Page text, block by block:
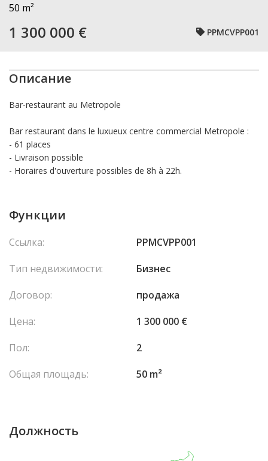
50 m²
1 300 000 € PPMCVPP001
Описание
Bar-restaurant au Metropole
Bar restaurant dans le luxueux centre commercial Metropole :
- 61 places
- Livraison possible
- Horaires d'ouverture possibles de 8h à 22h.
Функции
Ссылка:
PPMCVPP001
Тип недвижимости:
Бизнес
Договор:
продажа
Цена:
1 300 000 €
Пол:
2
Общая площадь:
50 m²
Должность